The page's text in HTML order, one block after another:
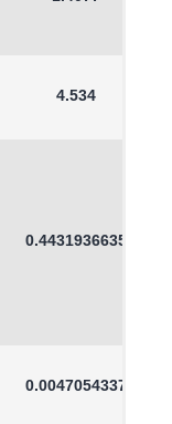
4.534
0.4431936635
0.0047054337